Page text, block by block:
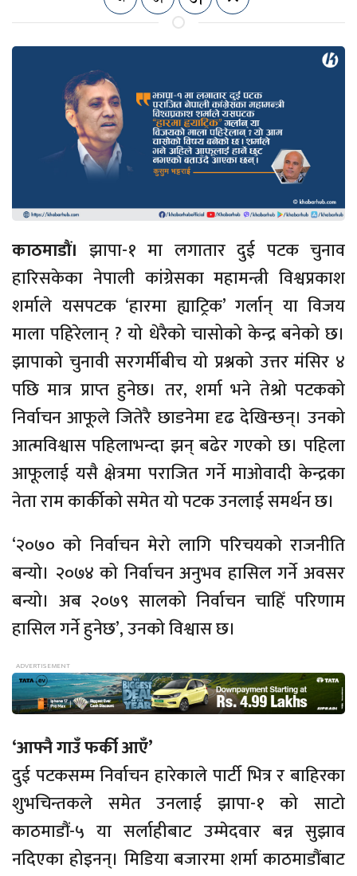
काठमाडौं। झापा-१ मा लगातार दुई पटक चुनाव
हारिसकेका नेपाली कांग्रेसका महामन्त्री विश्वप्रकाश
शर्माले यसपटक ‘हारमा ह्याट्रिक’ गर्लान् या विजय
माला पहिरेलान् ? यो धेरैको चासोको केन्द्र बनेको छ।
झापाको चुनावी सरगर्मीबीच यो प्रश्नको उत्तर मंसिर ४
पछि मात्र प्राप्त हुनेछ। तर, शर्मा भने तेश्रो पटकको
निर्वाचन आफूले जितेरै छाडनेमा दृढ देखिन्छन्। उनको
आत्मविश्वास पहिलाभन्दा झन् बढेर गएको छ। पहिला
आफूलाई यसै क्षेत्रमा पराजित गर्ने माओवादी केन्द्रका
नेता राम कार्कीको समेत यो पटक उनलाई समर्थन छ।
‘२०७० को निर्वाचन मेरो लागि परिचयको राजनीति
बन्यो। २०७४ को निर्वाचन अनुभव हासिल गर्ने अवसर
बन्यो। अब २०७९ सालको निर्वाचन चाहिँ परिणाम
हासिल गर्ने हुनेछ’, उनको विश्वास छ।
‘आफ्नै गाउँ फर्की आएँ’
दुई पटकसम्म निर्वाचन हारेकाले पार्टी भित्र र बाहिरका
शुभचिन्तकले समेत उनलाई झापा-१ को साटो
काठमाडौं-५ या सर्लाहीबाट उम्मेदवार बन्न सुझाव
नदिएका होइनन्। मिडिया बजारमा शर्मा काठमाडौंबाट